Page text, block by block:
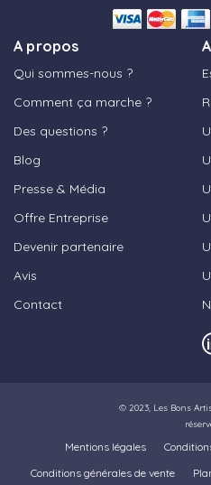
A propos
Qui sommes-nous ?
Comment ça marche ?
Des questions ?
Blog
Presse & Média
Offre Entreprise
Devenir partenaire
Avis
Contact
© 2023, Les Bons
Mentions légales
Conditions générales de vente